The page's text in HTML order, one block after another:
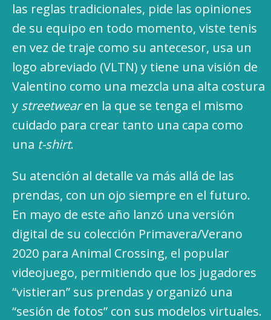
las reglas tradicionales, pide las opiniones
de su equipo en todo momento, viste tenis
en vez de traje como su antecesor, usa un
logo abreviado (VLTN) y tiene una visión de
Valentino como una mezcla una alta costura
y streetwearen la que se tenga el mismo
cuidado para crear tanto una capa como
una t-shirt.
Su atención al detalle va más allá de las
prendas, con un ojo siempre en el futuro.
En mayo de este año lanzó una versión
digital de su colección Primavera/Verano
2020 para Animal Crossing, el popular
videojuego, permitiendo que los jugadores
“vistieran” sus prendas y organizó una
“sesión de fotos” con sus modelos virtuales.